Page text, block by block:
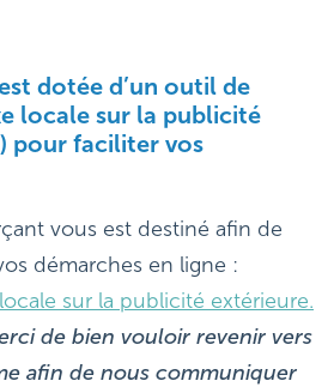
dotée d’un outil de
locale sur la publicité
pour faciliter vos
vous est destiné afin de
démarches en ligne :
sur la publicité extérieure.
de bien vouloir revenir vers
afin de nous communiquer